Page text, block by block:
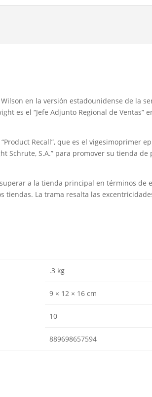
en la versión estadounidense de la
es el “Jefe Adjunto Regional de
Recall”, que es el vigesimoprimer
Schrute, S.A.” para promover su tienda
a la tienda principal en términos de
tiendas. La trama resalta las
.3 kg
9 × 12 × 16 cm
10
889698657594